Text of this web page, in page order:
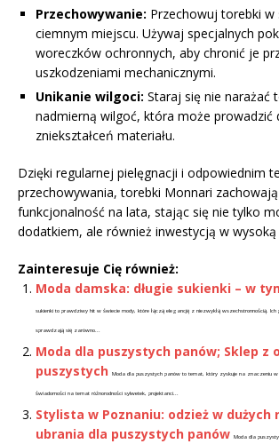
Przechowywanie: Przechowuj torebki w
ciemnym miejscu. Używaj specjalnych
woreczków ochronnych, aby chronić je
uszkodzeniami mechanicznymi.
Unikanie wilgoci: Staraj się nie narażać
nadmierną wilgoć, która może prowadzić
zniekształceń materiału.
Dzięki regularnej pielęgnacji i odpowiednim
przechowywania, torebki Monnari
funkcjonalność na lata, stając się nie tylko
dodatkiem, ale również inwestycją w wysoką
Zainteresuje Cię również:
Moda damska: długie sukienki – w
sukienki to prawdziwy hit w świecie mody, które łączą elegancję z niezwykłą wszechstronnością. Ich
sprawdzają się zarówno...
Moda dla puszystych panów; Sklep z
puszystych
Moda dla puszystych panów to temat, który zyskuje na znaczeniu w
świadomości na temat różnorodności sylwetek, projektanci...
Stylista w Poznaniu: odzież w dużych
ubrania dla puszystych panów Moda dla